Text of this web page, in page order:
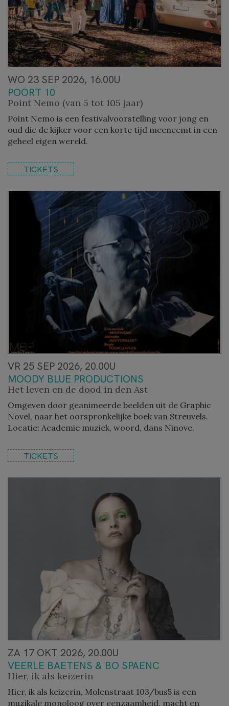
WO 23 SEP 2026, 16.00U
POORT 10
Point Nemo (van 5 tot 105 jaar)
Point Nemo is een festivalvoorstelling voor jong en
oud die de kijker voor een korte tijd meeneemt in een
geheel eigen wereld.
TICKETS
VR 25 SEP 2026, 20.00U
MOODY BLUE PRODUCTIONS
Het leven en de dood in den Ast
​Omgeven door geanimeerde beelden uit de Graphic
Novel, naar het oorspronkelijke boek van Streuvels.
Locatie: Academie muziek, woord, dans Ninove.
TICKETS
ZA 17 OKT 2026, 20.00U
VEERLE BAETENS & BO SPAENC
Hier, ik als keizerin
Hier, ik als keizerin, Molenstraat 103/bus5 is een
muzikale monoloog over eenzaamheid, macht en